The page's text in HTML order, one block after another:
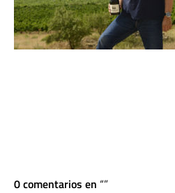
0 comentarios en